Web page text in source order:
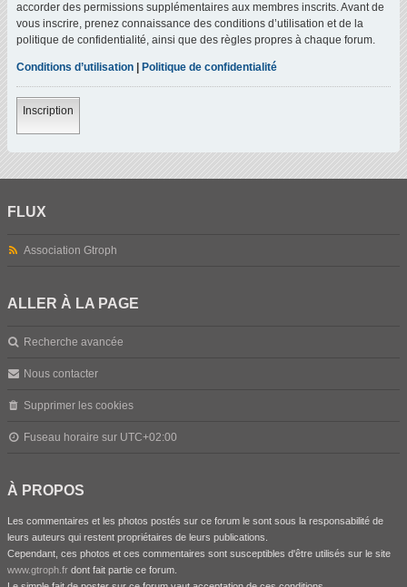
accorder des permissions supplémentaires aux membres inscrits. Avant de
vous inscrire, prenez connaissance des conditions d’utilisation et de la
politique de confidentialité, ainsi que des règles propres à chaque forum.
Conditions d’utilisation Politique de confidentialité
Inscription
FLUX
Association Gtroph
ALLER À LA PAGE
Recherche avancée
Nous contacter
Supprimer les cookies
Fuseau horaire sur UTC+02:00
À PROPOS
Les commentaires et les photos postés sur ce forum le sont sous la responsabilité de
leurs auteurs qui restent propriétaires de leurs publications.
Cependant, ces photos et ces commentaires sont susceptibles d'être utilisés sur le site
www.gtroph.fr dont fait partie ce forum.